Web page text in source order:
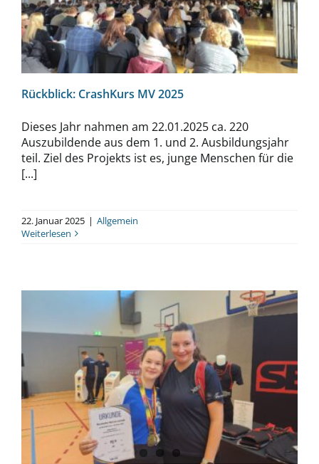
Rückblick: CrashKurs MV 2025
Dieses Jahr nahmen am 22.01.2025 ca. 220
Auszubildende aus dem 1. und 2. Ausbildungsjahr
teil. Ziel des Projekts ist es, junge Menschen für die
[...]
22. Januar 2025 | Allgemein
Weiterlesen
Deutsche Meisterin im Bankdrücken
drückt an unserem RBB die Schulbank